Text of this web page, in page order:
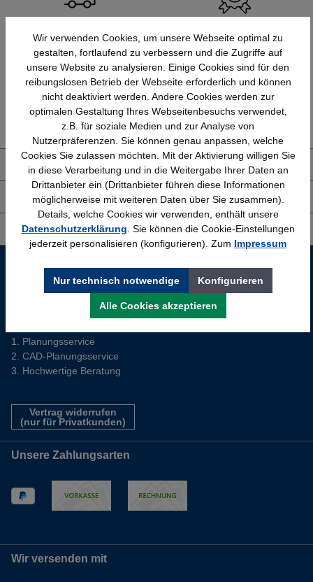
Bundesweit Faire Preise
Über uns
Shop Service
Informationen
Sie planen ein neues Büro? Wir helfen Ihnen kostenlos dabei.
Planungsservice
CAD-Planungsservice
Hochwertige Beratung
Vertrag widerrufen
(nur für Privatkunden)
Unsere Zahlungsarten
Wir versenden mit
Wir verwenden Cookies, um unsere Webseite optimal zu
gestalten, fortlaufend zu verbessern und die Zugriffe auf
unsere Website zu analysieren. Einige Cookies sind für den
reibungslosen Betrieb der Webseite erforderlich und können
nicht deaktiviert werden. Andere Cookies werden zur
optimalen Gestaltung Ihres Webseitenbesuchs verwendet,
z.B. für soziale Medien und zur Analyse von
Nutzerpräferenzen. Sie können genau anpassen, welche
Cookies Sie zulassen möchten. Mit der Aktivierung willigen Sie
in diese Verarbeitung und in die Weitergabe Ihrer Daten an
Drittanbieter ein (Drittanbieter führen diese Informationen
möglicherweise mit weiteren Daten über Sie zusammen).
Details, welche Cookies wir verwenden, enthält unsere
Datenschutzerklärung . Sie können die Cookie-Einstellungen
jederzeit personalisieren (konfigurieren). Zum Impressum
Nur technisch notwendige Konfigurieren
Alle Cookies akzeptieren